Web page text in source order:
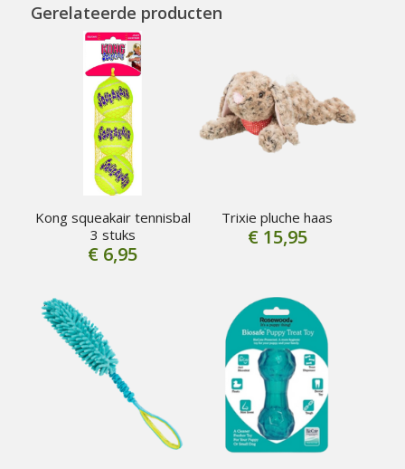
Gerelateerde producten
Kong squeakair tennisbal
3 stuks
€ 6,95
Trixie pluche haas
€15,95